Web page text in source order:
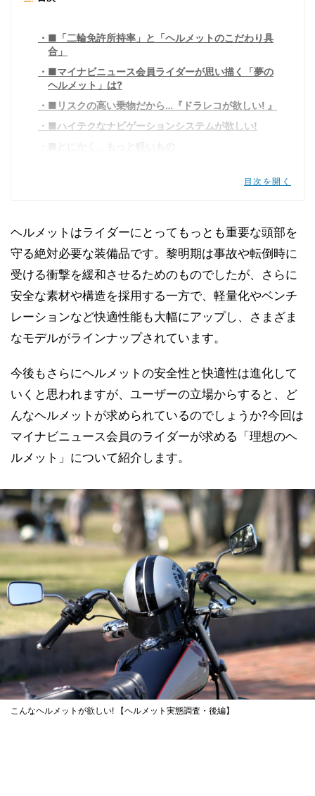
■「二輪免許所持率」と「ヘルメットのこだわり具
合」
■マイナビニュース会員ライダーが思い描く「夢の
ヘルメット」は?
■リスクの高い乗物だから…『ドラレコが欲しい! 』
■ハイテクなナビゲーションシステムが欲しい!
■仲間と通話したり、インターネットに接続したい
■もっと安全に! 一生使えるくらいの頑丈さが欲し
い
■そのほか
■ハイテク時代に対応した「スマートヘルメット」
も市販化目前?
目次を開く
ヘルメットはライダーにとってもっとも重要な頭部を
守る絶対必要な装備品です。黎明期は事故や転倒時に
受ける衝撃を緩和させるためのものでしたが、さらに
安全な素材や構造を採用する一方で、軽量化やベンチ
レーションなど快適性能も大幅にアップし、さまざま
なモデルがラインナップされています。
今後もさらにヘルメットの安全性と快適性は進化して
いくと思われますが、ユーザーの立場からすると、ど
んなヘルメットが求められているのでしょうか?今回は
マイナビニュース会員のライダーが求める「理想のヘ
ルメット」について紹介します。
こんなヘルメットが欲しい! 【ヘルメット実態調査・後編】